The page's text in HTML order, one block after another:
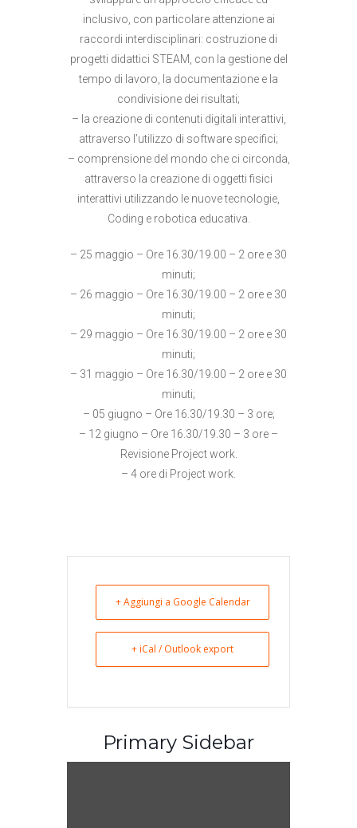
inclusivo, con particolare attenzione ai
raccordi interdisciplinari: costruzione di
progetti didattici STEAM, con la gestione del
tempo di lavoro, la documentazione e la
condivisione dei risultati;
– la creazione di contenuti digitali interattivi,
attraverso l’utilizzo di software specifici;
– comprensione del mondo che ci circonda,
attraverso la creazione di oggetti fisici
interattivi utilizzando le nuove tecnologie,
Coding e robotica educativa.
– 25 maggio – Ore 16.30/19.00 – 2 ore e 30
minuti;
– 26 maggio – Ore 16.30/19.00 – 2 ore e 30
minuti;
– 29 maggio – Ore 16.30/19.00 – 2 ore e 30
minuti;
– 31 maggio – Ore 16.30/19.00 – 2 ore e 30
minuti;
– 05 giugno – Ore 16.30/19.30 – 3 ore;
– 12 giugno – Ore 16.30/19.30 – 3 ore –
Revisione Project work.
– 4 ore di Project work.
+ Aggiungi a Google Calendar
+ iCal / Outlook export
Primary Sidebar